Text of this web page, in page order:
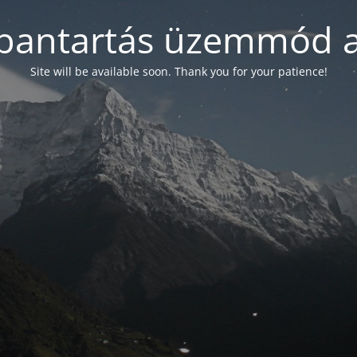
üzemmód
Site will be available soon. Thank you for your patience!